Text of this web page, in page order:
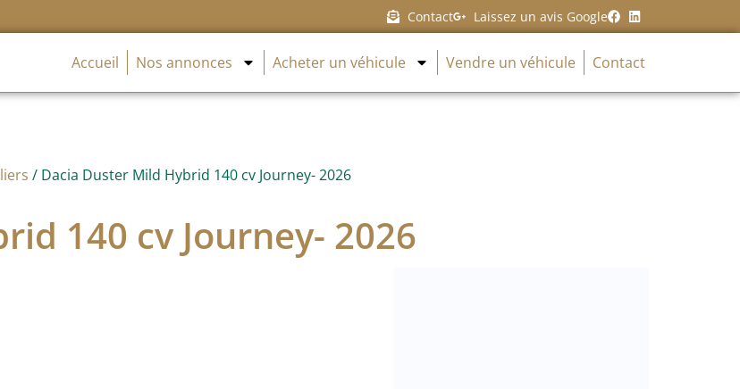
Contact Laissez un avis Google
Accueil Nos annonces Acheter un véhicule Vendre un véhicule Contact
/ Dacia Duster Mild Hybrid 140 cv Journey- 2026
140 cv Journey- 2026